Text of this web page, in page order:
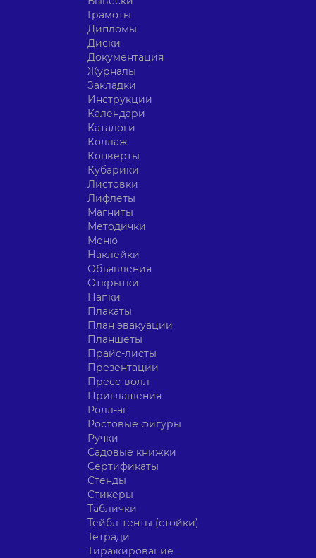
Грамоты
Дипломы
Диски
Документация
Журналы
Закладки
Инструкции
Календари
Каталоги
Коллаж
Конверты
Кубарики
Листовки
Лифлеты
Магниты
Методички
Меню
Наклейки
Объявления
Открытки
Папки
Плакаты
План эвакуации
Планшеты
Прайс-листы
Презентации
Пресс-волл
Приглашения
Ролл-ап
Ростовые фигуры
Ручки
Садовые книжки
Сертификаты
Стенды
Стикеры
Таблички
Тейбл-тенты (стойки)
Тетради
Тиражирование